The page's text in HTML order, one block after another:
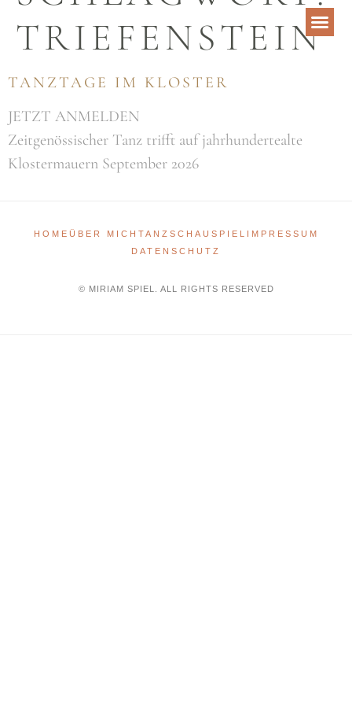
TRIEFENSTEIN
TANZTAGE IM KLOSTER
JETZT ANMELDEN
Zeitgenössischer Tanz trifft auf jahrhundertealte
Klostermauern September 2026
HOME ÜBER MICH TANZ SCHAUSPIEL
IMPRESSUM
DATENSCHUTZ
© MIRIAM SPIEL. ALL RIGHTS RESERVED